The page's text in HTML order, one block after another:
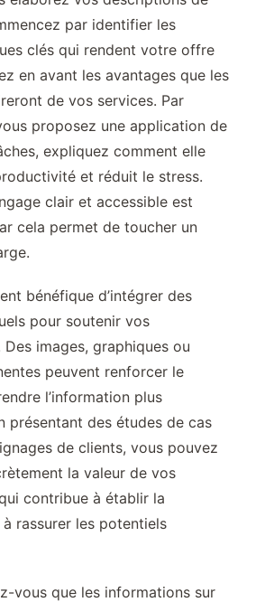
par identifier les
clés qui rendent votre offre
en avant les avantages que les
de vos services. Par
proposez une application de
expliquez comment elle
et réduit le stress.
clair et accessible est
cela permet de toucher un
bénéfique d’intégrer des
pour soutenir vos
images, graphiques ou
peuvent renforcer le
l’information plus
présentant des études de cas
de clients, vous pouvez
la valeur de vos
contribue à établir la
rassurer les potentiels
vous que les informations sur